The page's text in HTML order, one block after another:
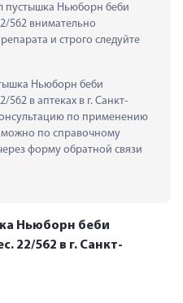
пустышка Ньюборн беби
562 внимательно
и строго следуйте
Ньюборн беби
562 в аптеках в г. Санкт-
по применению
можно по справочному
форму обратной связи
Ньюборн беби
22/562 в г. Санкт-